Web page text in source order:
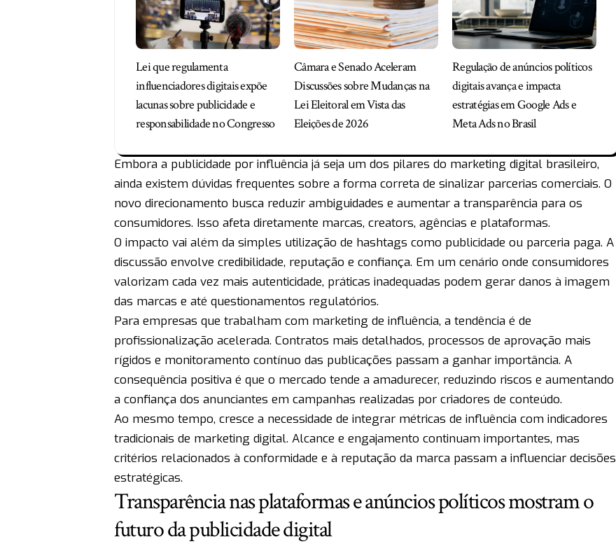
Lei que regulamenta
influenciadores digitais expõe
lacunas sobre publicidade e
responsabilidade no Congresso
Câmara e Senado Aceleram
Discussões sobre Mudanças na
Lei Eleitoral em Vista das
Eleições de 2026
Regulação de anúncios políticos
digitais avança e impacta
estratégias em Google Ads e
Meta Ads no Brasil
Embora a publicidade por influência já seja um dos pilares do marketing digital brasileiro,
ainda existem dúvidas frequentes sobre a forma correta de sinalizar parcerias comerciais. O
novo direcionamento busca reduzir ambiguidades e aumentar a transparência para os
consumidores. Isso afeta diretamente marcas, creators, agências e plataformas.
O impacto vai além da simples utilização de hashtags como publicidade ou parceria paga. A
discussão envolve credibilidade, reputação e confiança. Em um cenário onde consumidores
valorizam cada vez mais autenticidade, práticas inadequadas podem gerar danos à imagem
das marcas e até questionamentos regulatórios.
Para empresas que trabalham com marketing de influência, a tendência é de
profissionalização acelerada. Contratos mais detalhados, processos de aprovação mais
rígidos e monitoramento contínuo das publicações passam a ganhar importância. A
consequência positiva é que o mercado tende a amadurecer, reduzindo riscos e aumentando
a confiança dos anunciantes em campanhas realizadas por criadores de conteúdo.
Ao mesmo tempo, cresce a necessidade de integrar métricas de influência com indicadores
tradicionais de marketing digital. Alcance e engajamento continuam importantes, mas
critérios relacionados à conformidade e à reputação da marca passam a influenciar decisões
estratégicas.
Transparência nas plataformas e anúncios políticos mostram o
futuro da publicidade digital